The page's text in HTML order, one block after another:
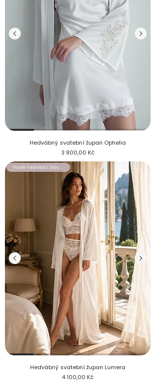
Hedvábný svatební župan Ophelia
Hedvábný svatební župan Ophelia
Cena
3 800,00 Kč
Nevěsta stojící u okna v dlouhém
Pravé hedvábí | Dlouhý župan
Hedvábný svatební župan Lumera
Cena
4 100,00 Kč